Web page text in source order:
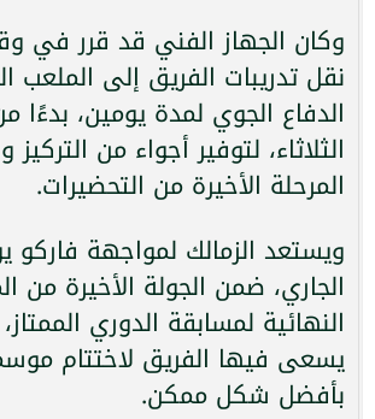
وكان الجهاز الفني قد قرر في
نقل تدريبات الفريق إلى الملعب
الدفاع الجوي لمدة يومين، بدءًا
الثلاثاء، لتوفير أجواء من
المرحلة الأخيرة من التحضيرات.
الجاري، ضمن الجولة الأخيرة من
النهائية لمسابقة الدوري
يسعى فيها الفريق لاختتام
بأفضل شكل ممكن.